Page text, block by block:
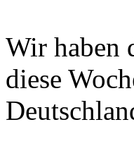
Wir haben
diese